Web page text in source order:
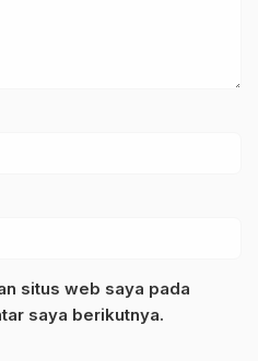
situs web saya pada
saya berikutnya.